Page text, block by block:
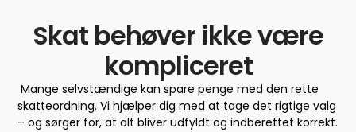
Skat behøver ikke være
kompliceret
Mange selvstændige kan spare penge med den rette
skatteordning. Vi hjælper dig med at tage det rigtige valg
– og sørger for, at alt bliver udfyldt og indberettet korrekt.